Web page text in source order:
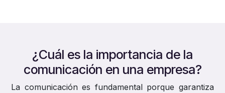
¿Cuál es la importancia de la
comunicación en una empresa?
La comunicación es fundamental porque garantiza